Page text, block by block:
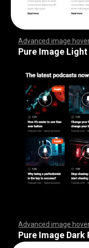
Advanced image
,,,,,,,,,,,,,,,,,,,,,,,,
,,,,,,,,,,,,,,,,,,,,,,,,
,,,,,,,,,,,,,,,,,,,,,,,,
Pure Image Light
Advanced image
,,,,,,,,,,,,,,,,,,,,,,,,
,,,,,,,,,,,,,,,,,,,,,,,,
,,,,,,,,,,,,,,,,,,,,,,,,
Pure Image Dark